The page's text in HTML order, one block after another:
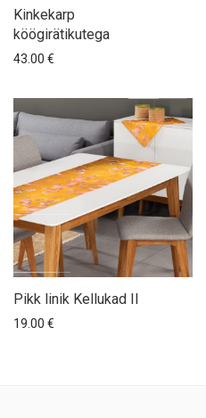
Kinkekarp
köögirätikutega
43.00 €
Pikk linik Kellukad II
19.00 €